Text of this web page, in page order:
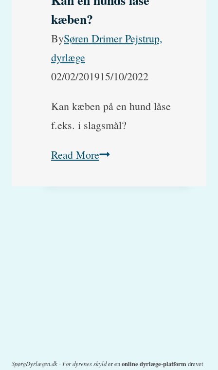
hunkat
sin
af?
kæben?
BySøren Drimer Pejstrup,
dyrlæge
02/02/201915/10/2022
Kan kæben på en hund låse
f.eks. i slagsmål?
Read MoreKan
SpørgDyrlægen.dk - For dyrenes skylder enonline dyrlæge-platformdrevet